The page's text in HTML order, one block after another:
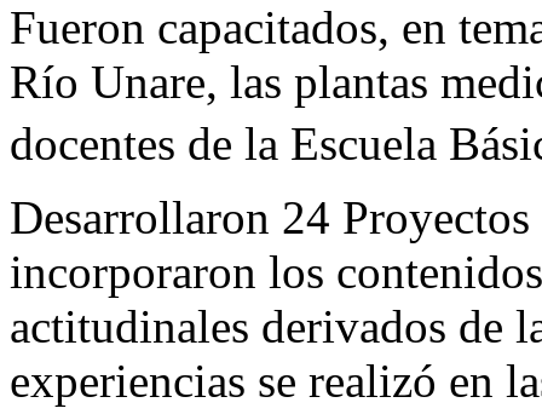
Fueron capacitados, en
Río Unare, las plantas
docentes de la Escuela
Desarrollaron 24
incorporaron los
actitudinales derivados de
experiencias se realizó en